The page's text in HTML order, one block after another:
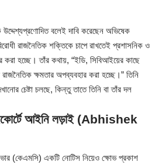
বলেই দাবি করেছেন অভিষেক
রাজনৈতিক শক্তিকে চাপে রাখতেই প্রশাসনিক ও
করা হচ্ছে। তাঁর কথায়, “ইডি, সিবিআইয়ের কাছে
ক্ষমতার অপব্যবহার করা হচ্ছে।” তিনি
চেষ্টা চলছে, কিন্তু তাতে তিনি বা তাঁর দল
আইনি লড়াই (Abhishek
(কেএমসি) একটি নোটিস নিয়েও ক্ষোভ প্রকাশ